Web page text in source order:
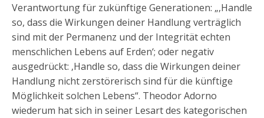
Verantwortung für zukünftige Generationen: „‚Handle
so, dass die Wirkungen deiner Handlung verträglich
sind mit der Permanenz und der Integrität echten
menschlichen Lebens auf Erden‘; oder negativ
ausgedrückt: ‚Handle so, dass die Wirkungen deiner
Handlung nicht zerstörerisch sind für die künftige
Möglichkeit solchen Lebens“. Theodor Adorno
wiederum hat sich in seiner Lesart des kategorischen